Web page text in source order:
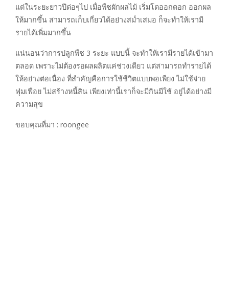
แต่ในระยะยาวปีต่อๆไป เมื่อพืชผักผลไม้ เริ่มโตออกดอก ออกผล
ให้มากขึ้น สามารถเก็บเกี่ยวได้อย่างสม่ำเสมอ ก็จะทำให้เรามี
รายได้เพิ่มมากขึ้น
แน่นอนว่าการปลูกพืช 3 ระยะ แบบนี้ จะทำให้เรามีรายได้เข้ามา
ตลอด เพราะไม่ต้องรอผลผลิตแค่ช่วงเดียว แต่สามารถทำรายได้
ให้อย่างต่อเนื่อง ที่สำคัญคือการใช้ชีวิตแบบพอเพียง ไม่ใช้จ่าย
ฟุ่มเฟือย ไม่สร้างหนี้สิน เพียงเท่านี้เราก็จะมีกินมีใช้ อยู่ได้อย่างมี
ความสุข
ขอบคุณที่มา : roongee